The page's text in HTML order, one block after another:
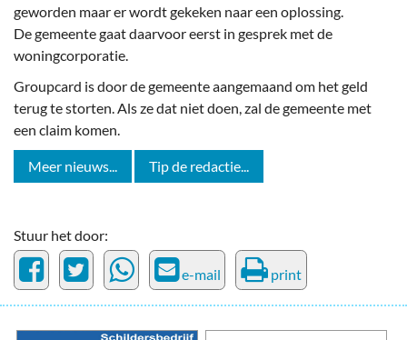
geworden maar er wordt gekeken naar een oplossing.
De gemeente gaat daarvoor eerst in gesprek met de
woningcorporatie.
Groupcard is door de gemeente aangemaand om het geld
terug te storten. Als ze dat niet doen, zal de gemeente met
een claim komen.
Meer nieuws... Tip de redactie...
Stuur het door:
e-mail print